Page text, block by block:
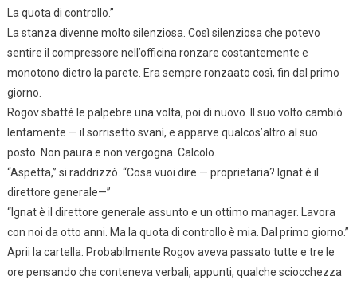
La quota di controllo.”
La stanza divenne molto silenziosa. Così silenziosa che potevo
sentire il compressore nell’officina ronzare costantemente e
monotono dietro la parete. Era sempre ronzaato così, fin dal primo
giorno.
Rogov sbatté le palpebre una volta, poi di nuovo. Il suo volto cambiò
lentamente — il sorrisetto svanì, e apparve qualcos’altro al suo
posto. Non paura e non vergogna. Calcolo.
“Aspetta,” si raddrizzò. “Cosa vuoi dire — proprietaria? Ignat è il
direttore generale—”
“Ignat è il direttore generale assunto e un ottimo manager. Lavora
con noi da otto anni. Ma la quota di controllo è mia. Dal primo giorno.”
Aprii la cartella. Probabilmente Rogov aveva passato tutte e tre le
ore pensando che conteneva verbali, appunti, qualche sciocchezza